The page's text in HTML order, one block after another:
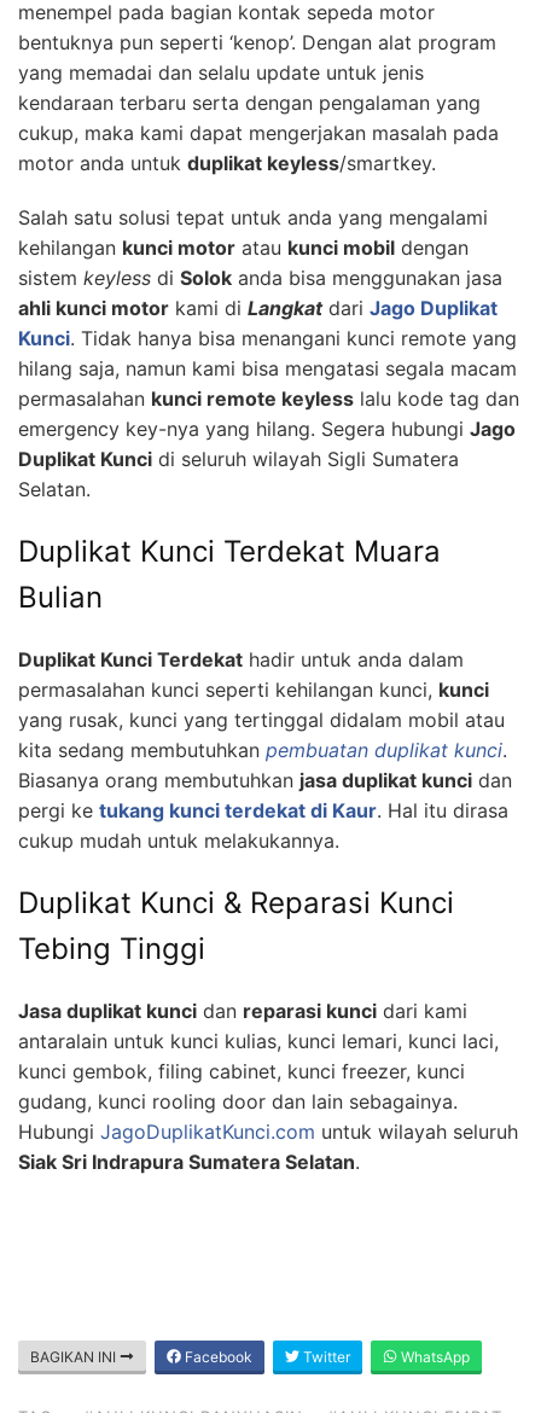
menempel pada bagian kontak sepeda motor
bentuknya pun seperti ‘kenop’. Dengan alat program
yang memadai dan selalu update untuk jenis
kendaraan terbaru serta dengan pengalaman yang
cukup, maka kami dapat mengerjakan masalah pada
motor anda untuk duplikat keyless/smartkey.
Salah satu solusi tepat untuk anda yang mengalami
kehilangan kunci motor atau kunci mobil dengan
sistem keyless di Solok anda bisa menggunakan jasa
ahli kunci motor kami di Langkatdari Jago Duplikat
Kunci. Tidak hanya bisa menangani kunci remote yang
hilang saja, namun kami bisa mengatasi segala macam
permasalahan kunci remote keyless lalu kode tag dan
emergency key-nya yang hilang. Segera hubungi Jago
Duplikat Kunci di seluruh wilayah Sigli Sumatera
Selatan.
Duplikat Kunci Terdekat Muara
Bulian
Duplikat Kunci Terdekat hadir untuk anda dalam
permasalahan kunci seperti kehilangan kunci, kunci
yang rusak, kunci yang tertinggal didalam mobil atau
kita sedang membutuhkan pembuatan duplikat kunci.
Biasanya orang membutuhkan jasa duplikat kunci dan
pergi ke tukang kunci terdekat di Kaur. Hal itu dirasa
cukup mudah untuk melakukannya.
Duplikat Kunci & Reparasi Kunci
Tebing Tinggi
Jasa duplikat kunci dan reparasi kunci dari kami
antaralain untuk kunci kulias, kunci lemari, kunci laci,
kunci gembok, filing cabinet, kunci freezer, kunci
gudang, kunci rooling door dan lain sebagainya.
Hubungi JagoDuplikatKunci.com untuk wilayah seluruh
Siak Sri Indrapura Sumatera Selatan.
BAGIKAN INI Facebook Twitter WhatsApp